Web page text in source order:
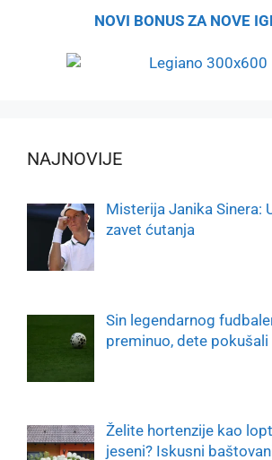
NOVI BONUS ZA NOVE
NAJNOVIJE
Misterija Janika Sinera:
zavet ćutanja
Sin legendarnog
preminuo, dete
Želite hortenzije kao
jeseni? Iskusni